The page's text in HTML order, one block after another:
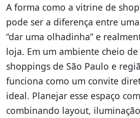
A forma como a vitrine de
pode ser a diferença entre
“dar uma olhadinha” e
loja. Em um ambiente cheio
shoppings de São Paulo e
funciona como um convite
ideal. Planejar esse espaço
combinando layout,